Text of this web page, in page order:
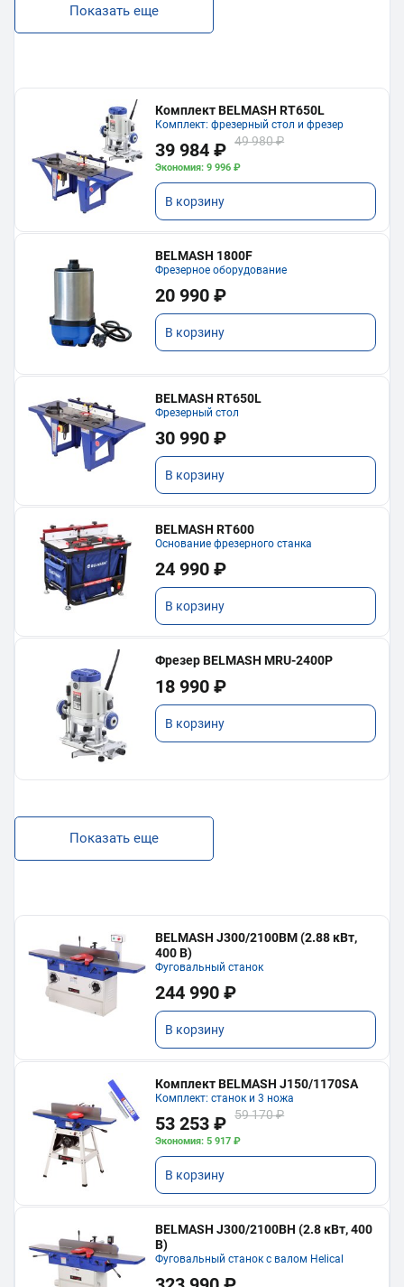
Показать еще
Комплект BELMASH RT650L
Комплект: фрезерный стол и фрезер
39 984 ₽ 49 980 ₽
Экономия: 9 996 ₽
В корзину
BELMASH 1800F
Фрезерное оборудование
20 990 ₽
В корзину
BELMASH RT650L
Фрезерный стол
30 990 ₽
В корзину
BELMASH RT600
Основание фрезерного станка
24 990 ₽
В корзину
Фрезер BELMASH MRU-2400P
18 990 ₽
В корзину
Показать еще
BELMASH J300/2100ВМ (2.88 кВт,
400 В)
Фуговальный станок
244 990 ₽
В корзину
Комплект BELMASH J150/1170SA
Комплект: станок и 3 ножа
53 253 ₽ 59 170 ₽
Экономия: 5 917 ₽
В корзину
BELMASH J300/2100ВH (2.8 кВт, 400
В)
Фуговальный станок с валом Helical